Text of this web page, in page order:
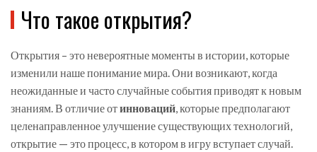
Что такое открытия?
Открытия – это невероятные моменты в истории, которые
изменили наше понимание мира. Они возникают, когда
неожиданные и часто случайные события приводят к новым
знаниям. В отличие отинноваций, которые предполагают
целенаправленное улучшение существующих технологий,
открытие — это процесс, в котором в игру вступает случай.